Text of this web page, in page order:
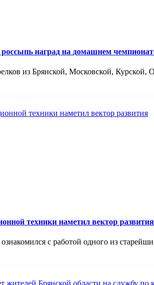
россыпь наград на домашнем
из Брянской, Московской, Курской,
техники наметил вектор развития
с работой одного из